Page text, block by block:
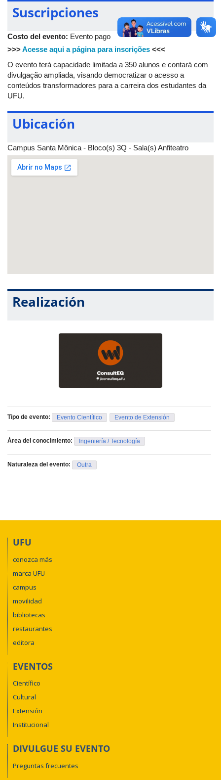
domínio de público e postura executiva, visando preparar
o aluno para apresentações e interações profissionais;
"Painel de Conexão e Vivência": mesa-redonda com um
representante da Petrobras, coordenação de RH
da Associação Empresarial de Uberlândia (Aciub) e
gestores locais. O debate será focado em desmitificar
processos seletivos e alinhar as expectativas das
corporações com a formação dos graduandos.
Suscripciones
Costo del evento: Evento pago
>>>Acesse aqui a página para inscrições <<<
O evento terá capacidade limitada a 350 alunos e contará com
divulgação ampliada, visando democratizar o acesso a
conteúdos transformadores para a carreira dos estudantes da
UFU.
Ubicación
Campus Santa Mônica - Bloco(s) 3Q - Sala(s) Anfiteatro
Realización
Tipo de evento: Evento Científico Evento de Extensión
Área del conocimiento: Ingeniería / Tecnología
Naturaleza del evento: Outra
UFU
conozca más
marca UFU
campus
movilidad
bibliotecas
restaurantes
editora
EVENTOS
Científico
Cultural
Extensión
Institucional
DIVULGUE SU EVENTO
Preguntas frecuentes